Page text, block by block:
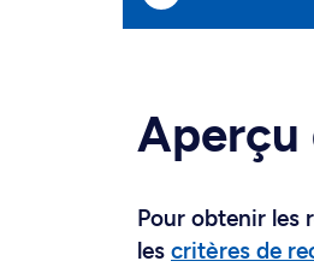
Aperçu
Pour obtenir les
les critères de